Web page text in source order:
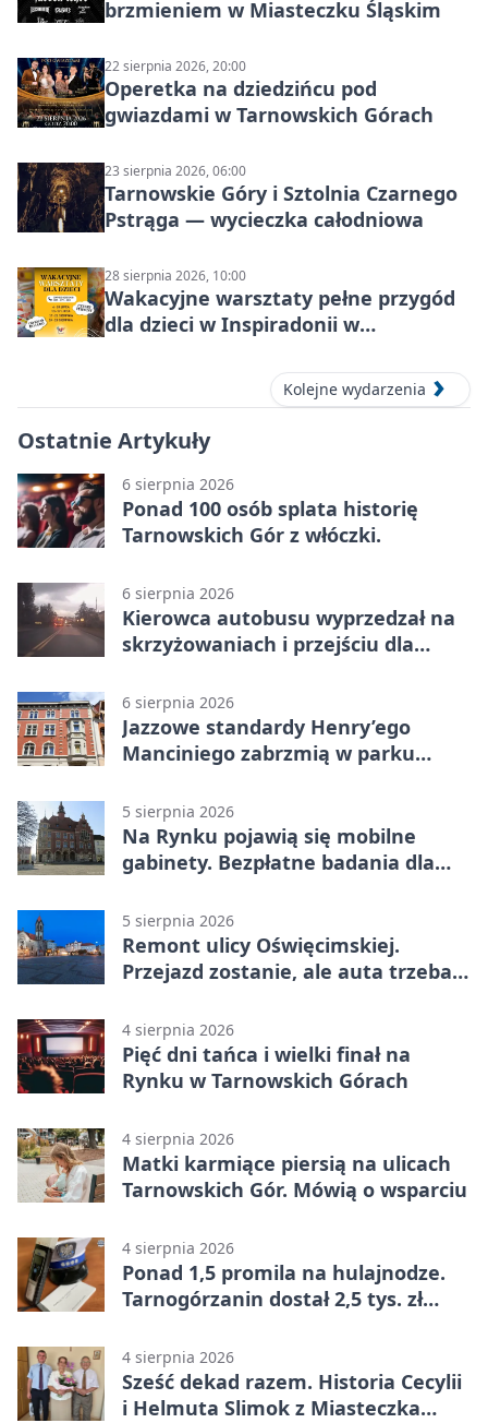
brzmieniem w Miasteczku Śląskim
22 sierpnia 2026, 20:00
Operetka na dziedzińcu pod
gwiazdami w Tarnowskich Górach
23 sierpnia 2026, 06:00
Tarnowskie Góry i Sztolnia Czarnego
Pstrąga — wycieczka całodniowa
28 sierpnia 2026, 10:00
Wakacyjne warsztaty pełne przygód
dla dzieci w Inspiradonii w
Kolejne wydarzenia
Ostatnie Artykuły
6 sierpnia 2026
Ponad 100 osób splata historię
Tarnowskich Gór z włóczki.
6 sierpnia 2026
Kierowca autobusu wyprzedzał na
skrzyżowaniach i przejściu dla
6 sierpnia 2026
Jazzowe standardy Henry’ego
Manciniego zabrzmią w parku
5 sierpnia 2026
Na Rynku pojawią się mobilne
gabinety. Bezpłatne badania dla
5 sierpnia 2026
Remont ulicy Oświęcimskiej.
Przejazd zostanie, ale auta trzeba
4 sierpnia 2026
Pięć dni tańca i wielki finał na
Rynku w Tarnowskich Górach
4 sierpnia 2026
Matki karmiące piersią na ulicach
Tarnowskich Gór. Mówią o wsparciu
4 sierpnia 2026
Ponad 1,5 promila na hulajnodze.
Tarnogórzanin dostał 2,5 tys. zł
4 sierpnia 2026
Sześć dekad razem. Historia Cecylii
i Helmuta Slimok z Miasteczka